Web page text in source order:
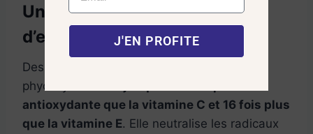
Un bouclier antioxydant
d’exception
Des études démontrent que la
phycocyanine est
antioxydante que la vitamine C et 16 fois plus
que la vitamine E. Elle neutralise les radicaux
J'EN PROFITE